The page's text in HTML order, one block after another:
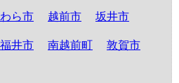
ら市 越前市 坂井市
福井市 南越前町 敦賀市